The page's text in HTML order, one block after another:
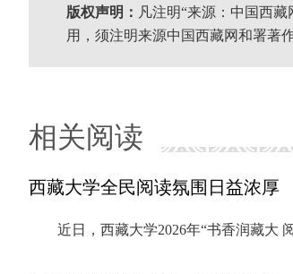
版权声明： 凡注明“来源：中国西
用，须注明来源中国西藏网和署著
相关阅读
西藏大学全民阅读氛围日益浓厚
近日，西藏大学2026年“书香润藏大